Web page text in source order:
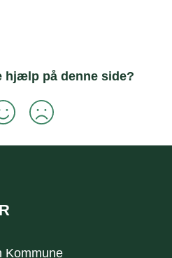
hjælp på denne side?
Kommune